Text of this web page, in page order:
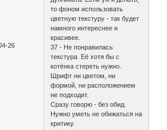
26
то фоном использовать
цветную текстуру - так будет
намного интереснее и
красивее.
37 - Не понравилась
текстура. Её хотя бы с
котёнка стереть нужно.
Шрифт ни цветом, ни
формой, ни расположением
не подходит.
Сразу говорю - без обид.
Нужно уметь не обижаться на
критику.